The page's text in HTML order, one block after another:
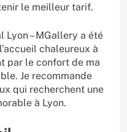
le meilleur tarif.
Lyon – MGallery a été
chaleureux à
par le confort de ma
Je recommande
qui recherchent une
à Lyon.